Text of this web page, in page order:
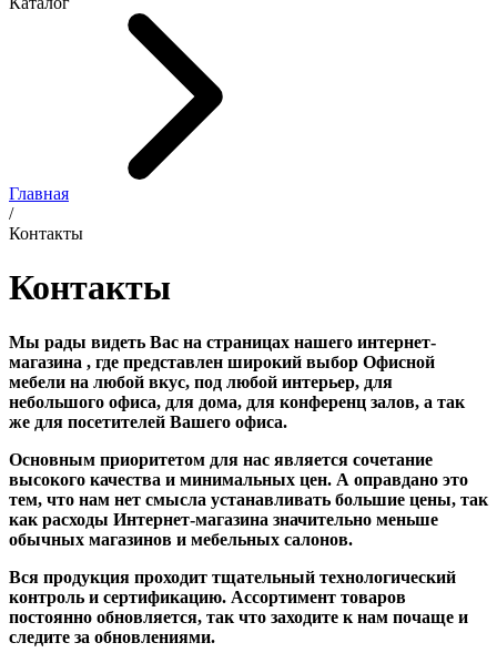
Главная
/
Контакты
Контакты
Мы рады видеть Вас на страницах нашего интернет-
магазина , где представлен широкий выбор Офисной
мебели на любой вкус, под любой интерьер, для
небольшого офиса, для дома, для конференц залов, а так
же для посетителей Вашего офиса.
Основным приоритетом для нас является сочетание
высокого качества и минимальных цен. А оправдано это
тем, что нам нет смысла устанавливать большие цены, так
как расходы Интернет-магазина значительно меньше
обычных магазинов и мебельных салонов.
Вся продукция проходит тщательный технологический
контроль и сертификацию. Ассортимент товаров
постоянно обновляется, так что заходите к нам почаще и
следите за обновлениями.